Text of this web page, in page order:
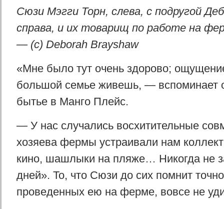
Сюзи Мэгги Торн, слева, с подругой
справа, и их товарищ по работе на
— (с) Deborah Brayshaw
«Мне было тут очень здорово;
большой семье живешь, — вспоминает
бытье в Манго Плейс.
— У нас случались восхитительные
хозяева фермы устраивали нам
кино, шашлыки на пляже… Никогда не
дней». То, что Сюзи до сих помнит
проведенных ею на ферме, вовсе не